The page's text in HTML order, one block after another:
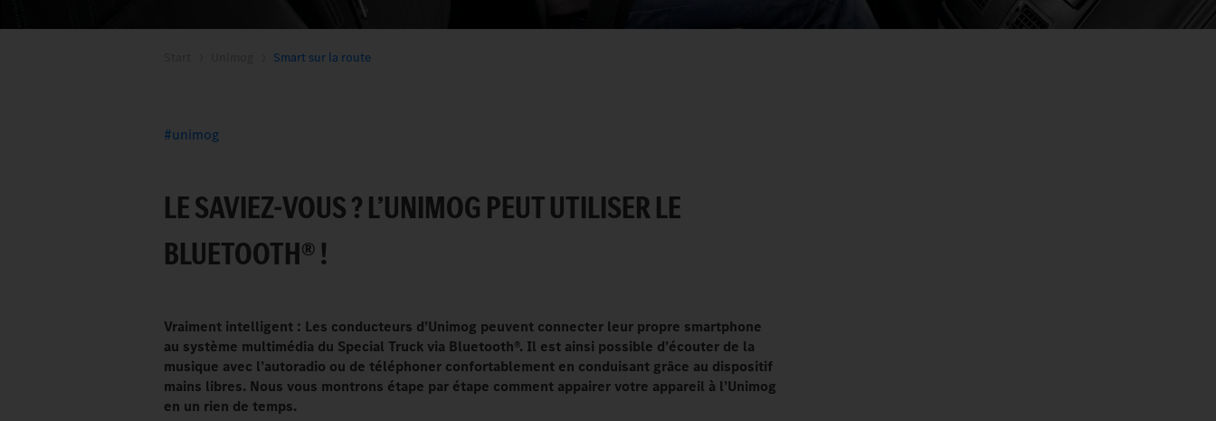
Smart sur la route
unimog
LE SAVIEZ-VOUS ? L’UNIMOG PEUT UTILISER LE
BLUETOOTH® !
Vraiment intelligent : Les conducteurs d’Unimog peuvent connecter leur propre smartphone
au système multimédia du Special Truck via Bluetooth®. Il est ainsi possible d’écouter de la
musique avec l’autoradio ou de téléphoner confortablement en conduisant grâce au dispositif
mains libres. Nous vous montrons étape par étape comment appairer votre appareil à l’Unimog
en un rien de temps.